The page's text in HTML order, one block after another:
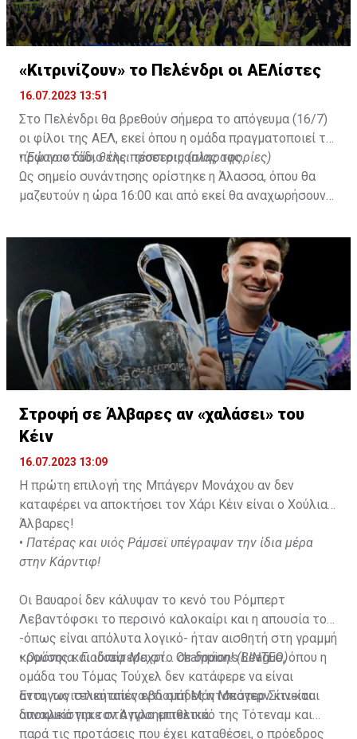
«Κιτρινίζουν» το Πελένδρι οι ΑΕΛίστες
16.07.2023 13:51
Στο Πελένδρι θα βρεθούν σήμερα το απόγευμα (16/7)
οι φίλοι της ΑΕΛ, εκεί όπου η ομάδα πραγματοποιεί το
πρώτο στάδιο της προετοιμασίας της.
•Έφυγαν δύο, θέλει τέσσερις (πληροφορίες)
Ως σημείο συνάντησης ορίστηκε η Άλασσα, όπου θα
μαζευτούν η ώρα 16:00 και από εκεί θα αναχωρήσουν
δώοσυν το παρών τους στην απογευματινή προπόνηση
Στροφή σε Άλβαρες αν «χαλάσει» του
Κέιν
16.07.2023 13:09
Η πρώτη επιλογή της Μπάγερν Μονάχου αν δεν
καταφέρει να αποκτήσει τον Χάρι Κέιν είναι ο Χούλιαν
Άλβαρες!
• Πατέρας και υιός Ράμσεϊ υπέγραψαν την ίδια μέρα
στην Κάρντιφ!
Οι Βαυαροί δεν κάλυψαν το κενό του Ρόμπερτ
Λεβαντόφσκι το περσινό καλοκαίρι και η απουσία του
-όπως είναι απόλυτα λογικό- ήταν αισθητή στη γραμμή
κρούσης και ιδιαίτερα στο Champions League, όπου η
ομάδα του Τόμας Τούχελ δεν κατάφερε να είναι
ανταγωνιστική απέναντι στη Μάντσεστερ Σίτι και
αποκλείστηκε στα προημιτελικά.
•Ομόνοια: Γιούσεφ Μεχρί... σε δράση! (ΒΙΝΤΕΟ)
Έτσι, τις τελευταίες εβδομάδες η Μπάγερν κινείται
δυναμικά για τον Άγγλο επιθετικό της Τότεναμ και
παρά τις προτάσεις που έχει καταθέσει, ο πρόεδρος